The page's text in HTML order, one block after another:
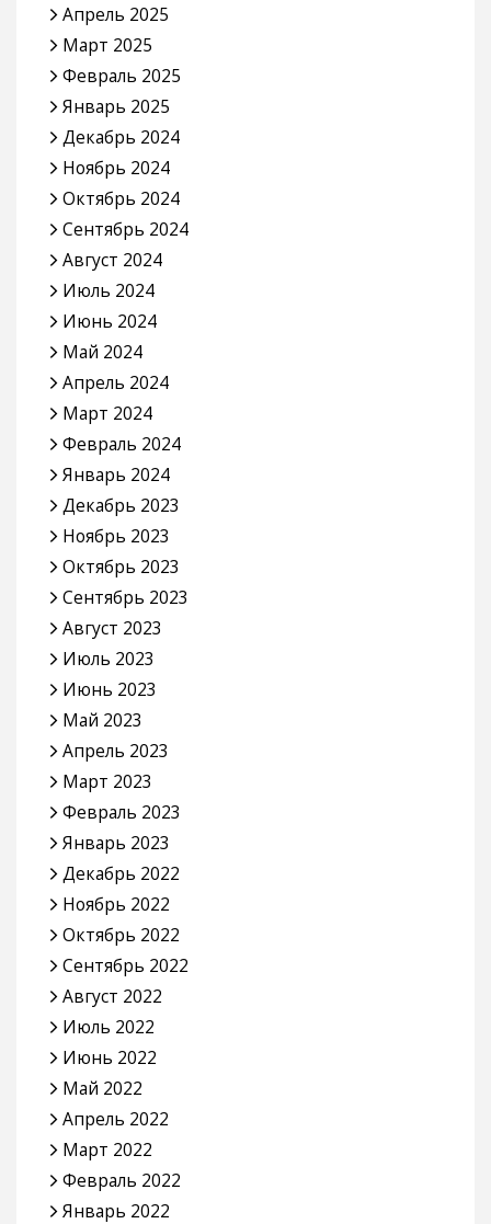
Апрель 2025
Март 2025
Февраль 2025
Январь 2025
Декабрь 2024
Ноябрь 2024
Октябрь 2024
Сентябрь 2024
Август 2024
Июль 2024
Июнь 2024
Май 2024
Апрель 2024
Март 2024
Февраль 2024
Январь 2024
Декабрь 2023
Ноябрь 2023
Октябрь 2023
Сентябрь 2023
Август 2023
Июль 2023
Июнь 2023
Май 2023
Апрель 2023
Март 2023
Февраль 2023
Январь 2023
Декабрь 2022
Ноябрь 2022
Октябрь 2022
Сентябрь 2022
Август 2022
Июль 2022
Июнь 2022
Май 2022
Апрель 2022
Март 2022
Февраль 2022
Январь 2022